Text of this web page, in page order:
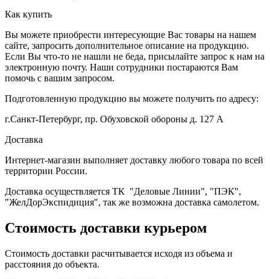
Как купить
Вы можете приобрести интересующие Вас товары на нашем
сайте, запросить дополнительное описание на продукцию.
Если Вы что-то не нашли не беда, присылайте запрос к нам на
электронную почту. Наши сотрудники постараются Вам
помочь с вашим запросом.
Подготовленную продукцию вы можете получить по адресу:
г.Санкт-Петербург, пр. Обуховской обороны д. 127 А
Доставка
Интернет-магазин выполняет доставку любого товара по всей
территории России.
Доставка осуществляется ТК "Деловые Линии", "ПЭК",
"ЖелДорЭкспидиция", так же возможна доставка самолетом.
Стоимость доставки курьером
Стоимость доставки расчитывается исходя из объема и
расстояния до объекта.